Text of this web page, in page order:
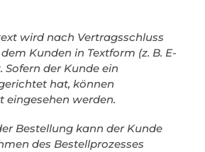
wird nach Vertragsschluss
Kunden in Textform (z. B. E-
der Kunde ein
hat, können
eingesehen werden.
Bestellung kann der Kunde
des Bestellprozesses